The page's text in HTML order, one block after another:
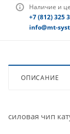
Наличие и
+7 (812) 325
info@mt-
ОПИСАНИЕ
силовая чип